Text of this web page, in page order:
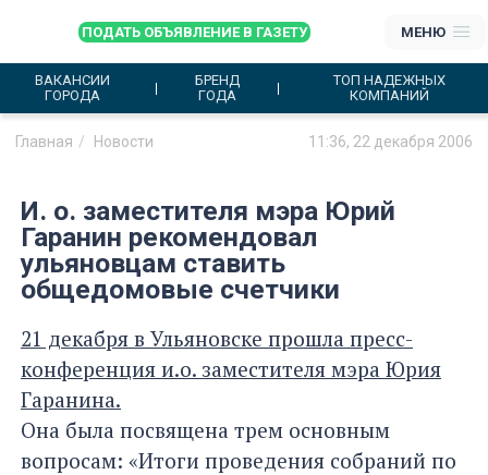
ПОДАТЬ ОБЪЯВЛЕНИЕ В ГАЗЕТУ МЕНЮ
ВАКАНСИИ
ГОРОДА
БРЕНД
ГОДА
ТОП НАДЕЖНЫХ
КОМПАНИЙ
Главная Новости 11:36, 22 декабря 2006
И. о. заместителя мэра Юрий
Гаранин рекомендовал
ульяновцам ставить
общедомовые счетчики
21 декабря в Ульяновске прошла пресс-
конференция и.о. заместителя мэра Юрия
Гаранина.
Она была посвящена трем основным
вопросам: «Итоги проведения собраний по